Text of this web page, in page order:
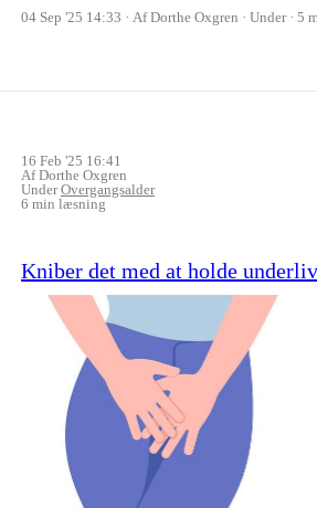
04 Sep '25 14:33
Af Dorthe Oxgren Under 5
16 Feb '25 16:41
Af Dorthe Oxgren
UnderOvergangsalder
6 min læsning
Kniber det med at holde